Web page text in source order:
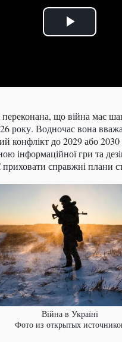
що війна має
року. Водночас вона
конфлікт до 2029 або
інформаційної гри та
справжні плани
Війна в Україні
Фото из открытых